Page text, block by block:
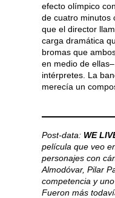
efecto olímpico
de cuatro minutos
que el director
carga dramática
bromas que
en medio de
intérpretes. La
merecía un
Post-data: WE
película que veo
personajes con
Almodóvar, Pilar
competencia y
Fueron más